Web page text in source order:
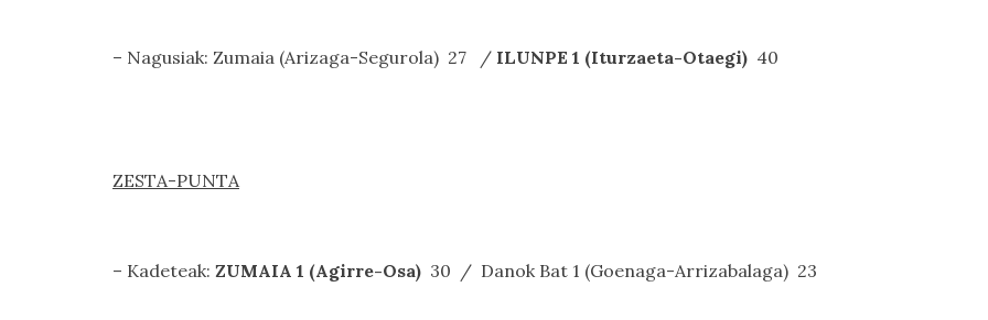
– Nagusiak: Zumaia (Arizaga-Segurola) 27 / ILUNPE 1 (Iturzaeta-Otaegi) 40
ZESTA-PUNTA
– Kadeteak: ZUMAIA 1 (Agirre-Osa) 30 / Danok Bat 1 (Goenaga-Arrizabalaga) 23